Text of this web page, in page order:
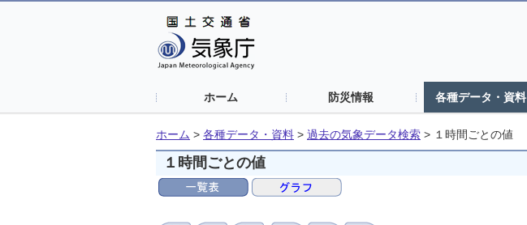
ホーム 防災情報 各種データ・資料
ホーム > 各種データ・資料 > 過去の気象データ検索 > １時間ごとの値
１時間ごとの値